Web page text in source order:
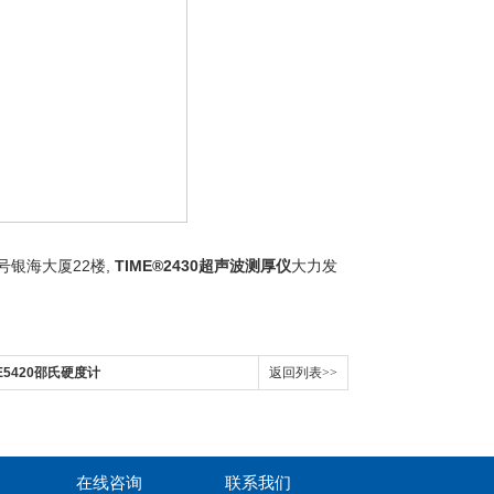
银海大厦22楼 TIME®2430超声波测厚仪大力发
邵氏硬度计 返回列表>>
在线咨询 联系我们